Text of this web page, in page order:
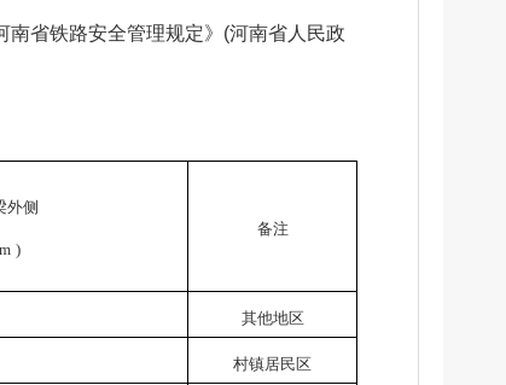
省铁路安全管理规定》(河南省人民政
外侧
m )
备注
其他地区
村镇居民区